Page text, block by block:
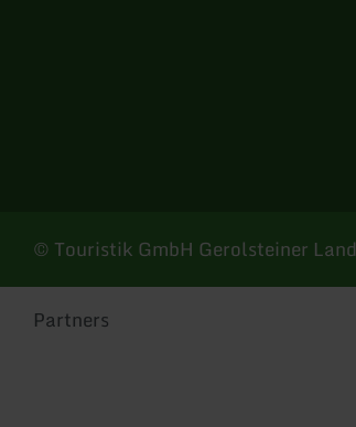
© Touristik GmbH Gerolsteiner Land
Partners